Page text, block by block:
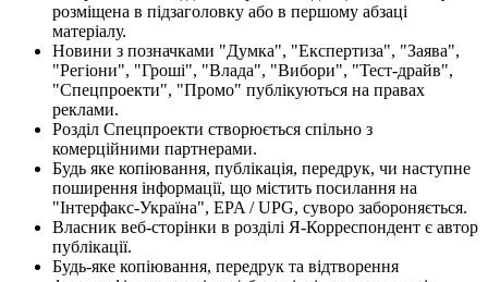
розміщена в підзаголовку або в першому абзаці
матеріалу.
Новини з позначками "Думка", "Експертиза", "Заява",
"Регіони", "Гроші", "Влада", "Вибори", "Тест-драйв",
"Спецпроекти", "Промо" публікуються на правах
реклами.
Розділ Спецпроекти створюється спільно з
комерційними партнерами.
Будь яке копіювання, публікація, передрук, чи наступне
поширення інформації, що містить посилання на
"Інтерфакс-Україна", EPA / UPG, суворо забороняється.
Власник веб-сторінки в розділі Я-Корреспондент є автор
публікації.
Будь-яке копіювання, передрук та відтворення